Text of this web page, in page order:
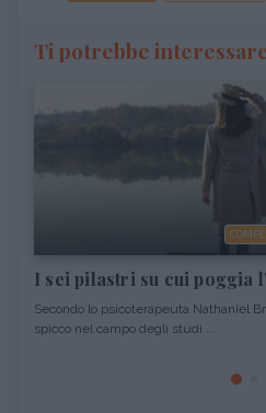
Ti potrebbe
I sei pilastri su cui poggia
Secondo lo psicoterapeuta Nathaniel
spicco nel campo degli studi ...